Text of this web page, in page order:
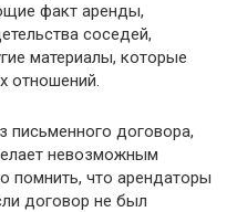
факт аренды,
соседей,
материалы, которые
отношений.
письменного договора,
невозможным
помнить, что арендаторы
договор не был